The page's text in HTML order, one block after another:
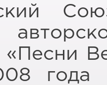
года